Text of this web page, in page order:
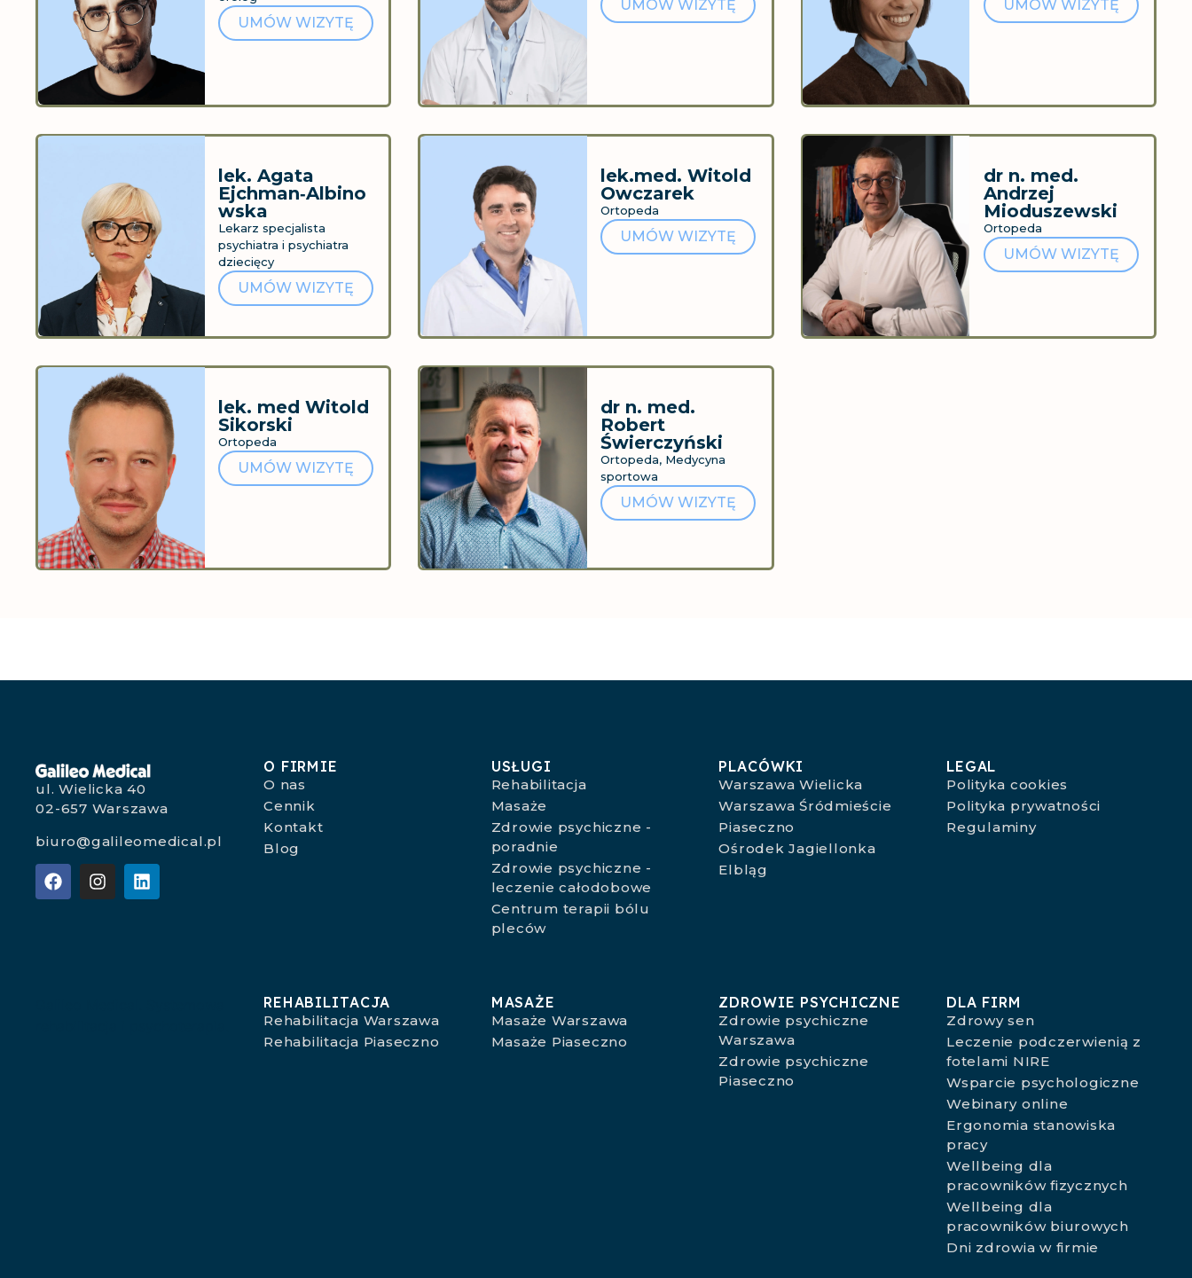
UMÓW WIZYTĘ
UMÓW WIZYTĘ UMÓW WIZYTĘ
lek. Agata
Ejchman‑Albino
wska
Lekarz specjalista
psychiatra i psychiatra
dziecięcy
UMÓW WIZYTĘ
lek.med. Witold
Owczarek
Ortopeda
UMÓW WIZYTĘ
dr n. med.
Andrzej
Mioduszewski
Ortopeda
UMÓW WIZYTĘ
lek. med Witold
Sikorski
Ortopeda
UMÓW WIZYTĘ
dr n. med.
Robert
Świerczyński
Ortopeda, Medycyna
sportowa
UMÓW WIZYTĘ
ul. Wielicka 40
02-657 Warszawa
biuro@galileomedical.pl
O FIRMIE
O nas
Cennik
Kontakt
Blog
USŁUGI
Rehabilitacja
Masaże
Zdrowie psychiczne -
poradnie
Zdrowie psychiczne -
leczenie całodobowe
Centrum terapii bólu
pleców
PLACÓWKI
Warszawa Wielicka
Warszawa Śródmieście
Piaseczno
Ośrodek Jagiellonka
Elbląg
LEGAL
Polityka cookies
Polityka prywatności
Regulaminy
REHABILITACJA
Rehabilitacja Warszawa
Rehabilitacja Piaseczno
MASAŻE
Masaże Warszawa
Masaże Piaseczno
ZDROWIE PSYCHICZNE
Zdrowie psychiczne
Warszawa
Zdrowie psychiczne
Piaseczno
DLA FIRM
Zdrowy sen
Leczenie podczerwienią z
fotelami NIRE
Wsparcie psychologiczne
Webinary online
Ergonomia stanowiska
pracy
Wellbeing dla
pracowników fizycznych
Wellbeing dla
pracowników biurowych
Dni zdrowia w firmie